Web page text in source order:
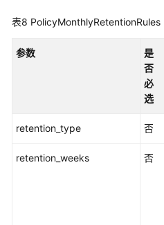
表8 PolicyMonthlyRetentionRules
参数
是
否
必
选
retention_type 否
retention_weeks 否